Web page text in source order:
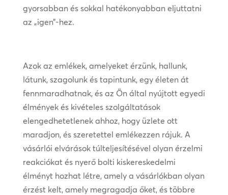
gyorsabban és sokkal hatékonyabban eljuttatni
az „igen”-hez.
Azok az emlékek, amelyeket érzünk, hallunk,
látunk, szagolunk és tapintunk, egy életen át
fennmaradhatnak, és az Ön által nyújtott egyedi
élmények és kivételes szolgáltatások
elengedhetetlenek ahhoz, hogy üzlete ott
maradjon, és szeretettel emlékezzen rájuk. A
vásárlói elvárások túlteljesítésével olyan érzelmi
reakciókat és nyerő bolti kiskereskedelmi
élményt hozhat létre, amely a vásárlókban olyan
érzést kelt, amely megragadja őket, és többre